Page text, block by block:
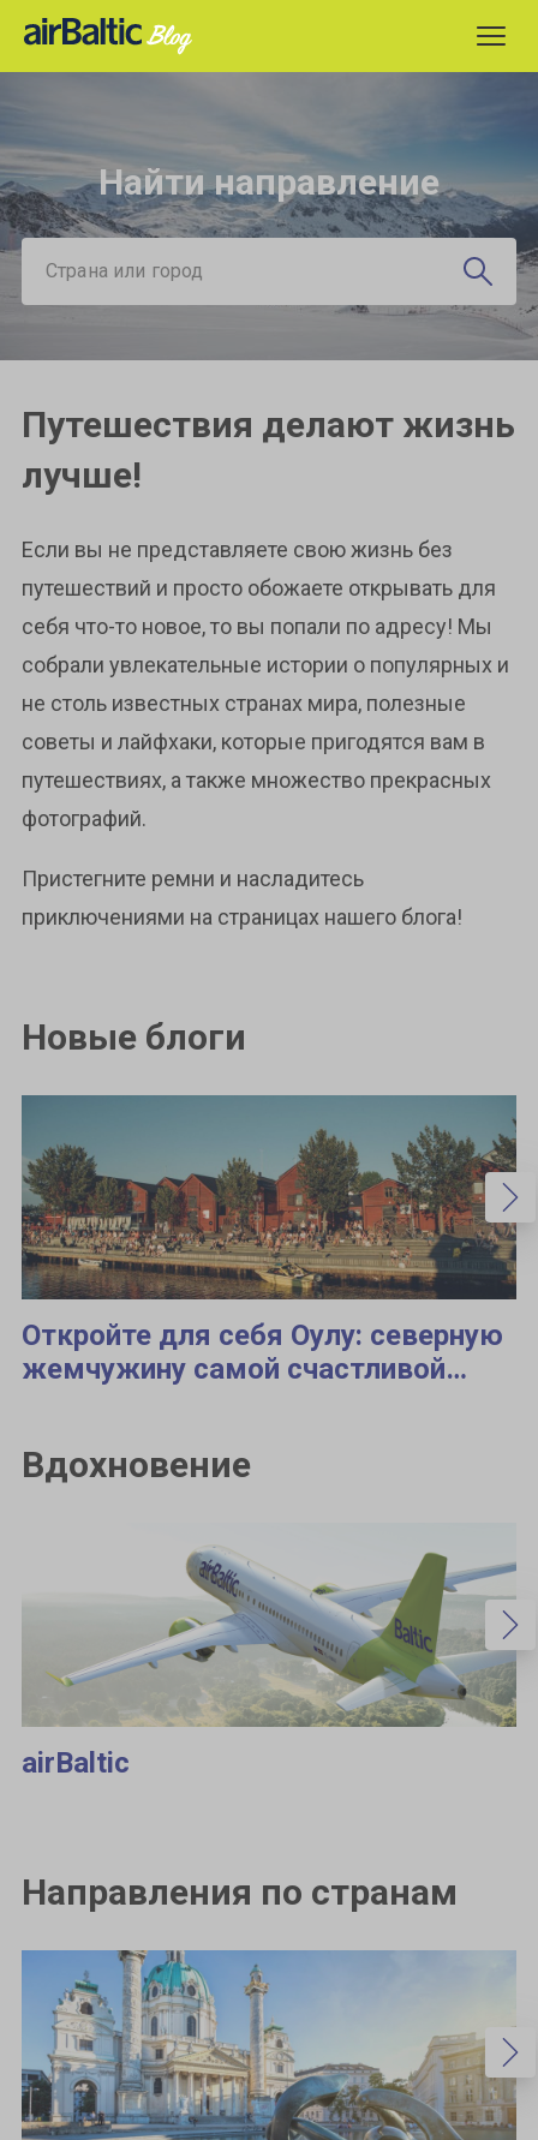
Найти направление
Страна или город
Путешествия делают жизнь
лучше!
Если вы не представляете свою жизнь без
путешествий и просто обожаете открывать для
себя что-то новое, то вы попали по адресу! Мы
собрали увлекательные истории о популярных и
не столь известных странах мира, полезные
советы и лайфхаки, которые пригодятся вам в
путешествиях, а также множество прекрасных
фотографий.
Пристегните ремни и насладитесь
приключениями на страницах нашего блога!
Новые блоги
Откройте для себя Оулу: северную
жемчужину самой счастливой
Вдохновение
airBaltic
Направления по странам